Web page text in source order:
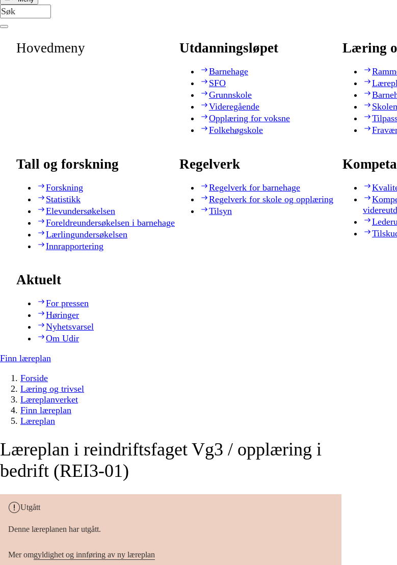
Hovedmeny Utdanningsløpet
Barnehage
SFO
Grunnskole
Videregående
Opplæring for voksne
Folkehøgskole
Læring
Tall og forskning
Forskning
Statistikk
Elevundersøkelsen
Foreldreundersøkelsen i barnehage
Lærlingundersøkelsen
Innrapportering
Regelverk
Regelverk for barnehage
Regelverk for skole og opplæring
Tilsyn
Aktuelt
For pressen
Høringer
Nyhetsvarsel
Om Udir
Finn læreplan
Forside
Læring og trivsel
Læreplanverket
Finn læreplan
Læreplan
Læreplan i reindriftsfaget Vg3 / opplæring i
bedrift (REI3-01)
Utgått
Denne læreplanen har utgått.
Mer omgyldighet og innføring av ny læreplan